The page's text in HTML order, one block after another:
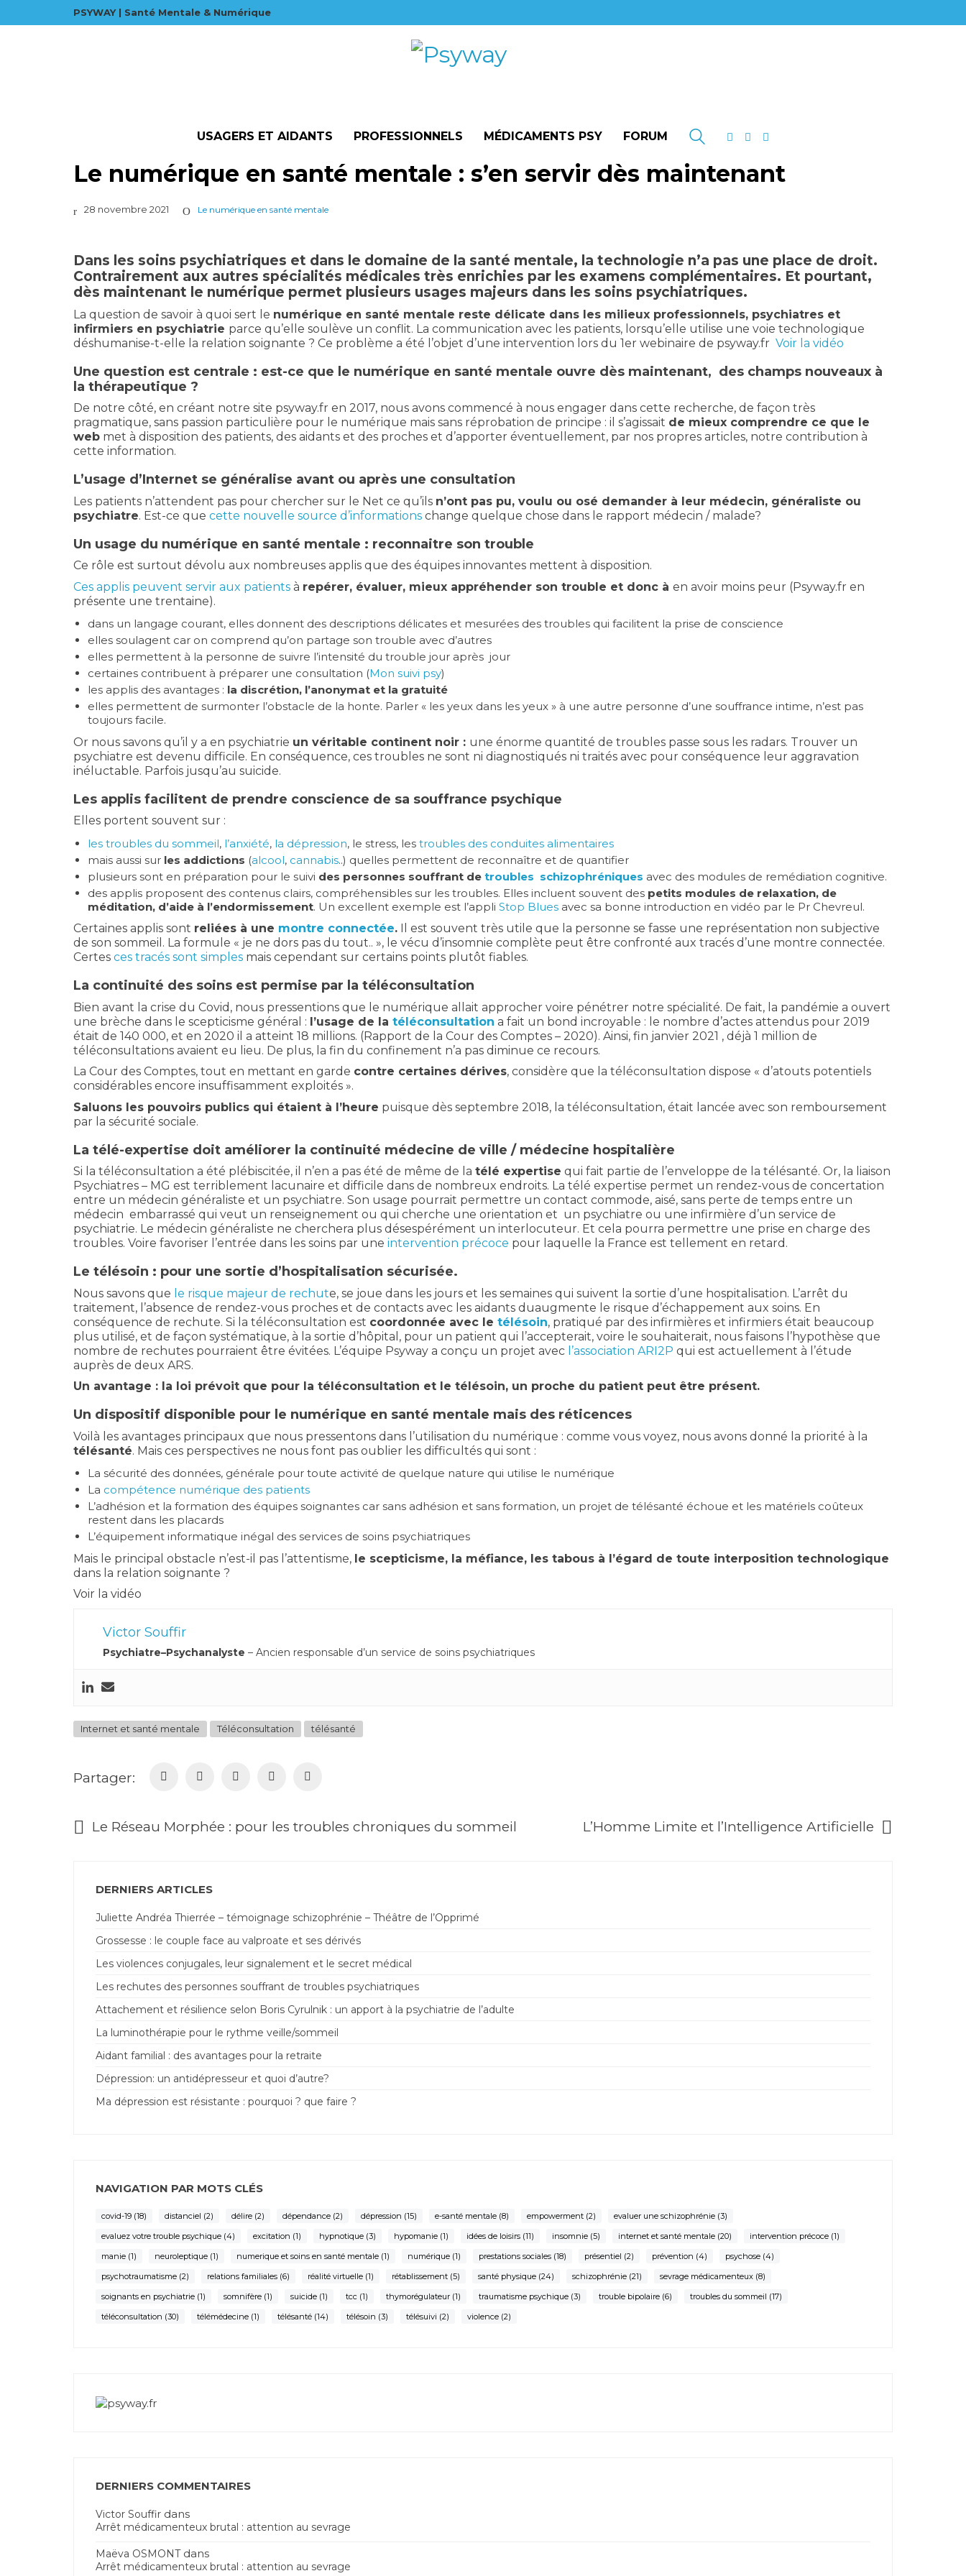
PSYWAY | Santé Mentale & Numérique
USAGERS ET AIDANTS PROFESSIONNELS MÉDICAMENTS PSY FORUM
Le numérique en santé mentale : s’en servir dès maintenant
28 novembre 2021 Le numérique en santé mentale
Dans les soins psychiatriques et dans le domaine de la santé mentale, la technologie n’a pas une place de droit.
Contrairement aux autres spécialités médicales très enrichies par les examens complémentaires. Et pourtant,
dès maintenant le numérique permet plusieurs usages majeurs dans les soins psychiatriques.
La question de savoir à quoi sert le numérique en santé mentale reste délicate dans les milieux professionnels, psychiatres et
infirmiers en psychiatrie parce qu’elle soulève un conflit. La communication avec les patients, lorsqu’elle utilise une voie technologique
déshumanise-t-elle la relation soignante ? Ce problème a été l’objet d’une intervention lors du 1er webinaire de psyway.fr Voir la vidéo
Une question est centrale : est-ce que le numérique en santé mentale ouvre dès maintenant, des champs nouveaux à
la thérapeutique ?
De notre côté, en créant notre site psyway.fr en 2017, nous avons commencé à nous engager dans cette recherche, de façon très
pragmatique, sans passion particulière pour le numérique mais sans réprobation de principe : il s’agissait de mieux comprendre ce que le
web met à disposition des patients, des aidants et des proches et d’apporter éventuellement, par nos propres articles, notre contribution à
cette information.
L’usage d’Internet se généralise avant ou après une consultation
Les patients n’attendent pas pour chercher sur le Net ce qu’ils n’ont pas pu, voulu ou osé demander à leur médecin, généraliste ou
psychiatre. Est-ce que cette nouvelle source d’informations change quelque chose dans le rapport médecin / malade?
Un usage du numérique en santé mentale : reconnaitre son trouble
Ce rôle est surtout dévolu aux nombreuses applis que des équipes innovantes mettent à disposition.
Ces applis peuvent servir aux patients à repérer, évaluer, mieux appréhender son trouble et donc à en avoir moins peur (Psyway.fr en
présente une trentaine).
dans un langage courant, elles donnent des descriptions délicates et mesurées des troubles qui facilitent la prise de conscience
elles soulagent car on comprend qu’on partage son trouble avec d’autres
elles permettent à la personne de suivre l’intensité du trouble jour après jour
certaines contribuent à préparer une consultation (Mon suivi psy)
les applis des avantages : la discrétion, l’anonymat et la gratuité
elles permettent de surmonter l’obstacle de la honte. Parler « les yeux dans les yeux » à une autre personne d’une souffrance intime, n’est pas
toujours facile.
Or nous savons qu’il y a en psychiatrie un véritable continent noir : une énorme quantité de troubles passe sous les radars. Trouver un
psychiatre est devenu difficile. En conséquence, ces troubles ne sont ni diagnostiqués ni traités avec pour conséquence leur aggravation
inéluctable. Parfois jusqu’au suicide.
Les applis facilitent de prendre conscience de sa souffrance psychique
Elles portent souvent sur :
les troubles du sommeil, l’anxiété, la dépression, le stress, les troubles des conduites alimentaires
mais aussi sur les addictions (alcool, cannabis..) quelles permettent de reconnaître et de quantifier
plusieurs sont en préparation pour le suivi des personnes souffrant de troubles schizophréniques avec des modules de remédiation cognitive.
des applis proposent des contenus clairs, compréhensibles sur les troubles. Elles incluent souvent des petits modules de relaxation, de
méditation, d’aide à l’endormissement. Un excellent exemple est l’appli Stop Blues avec sa bonne introduction en vidéo par le Pr Chevreul.
Certaines applis sont reliées à une montre connectée. Il est souvent très utile que la personne se fasse une représentation non subjective
de son sommeil. La formule « je ne dors pas du tout.. », le vécu d’insomnie complète peut être confronté aux tracés d’une montre connectée.
Certes ces tracés sont simples mais cependant sur certains points plutôt fiables.
La continuité des soins est permise par la téléconsultation
Bien avant la crise du Covid, nous pressentions que le numérique allait approcher voire pénétrer notre spécialité. De fait, la pandémie a ouvert
une brèche dans le scepticisme général : l’usage de la téléconsultation a fait un bond incroyable : le nombre d’actes attendus pour 2019
était de 140 000, et en 2020 il a atteint 18 millions. (Rapport de la Cour des Comptes – 2020). Ainsi, fin janvier 2021 , déjà 1 million de
téléconsultations avaient eu lieu. De plus, la fin du confinement n’a pas diminue ce recours.
La Cour des Comptes, tout en mettant en garde contre certaines dérives, considère que la téléconsultation dispose « d’atouts potentiels
considérables encore insuffisamment exploités ».
Saluons les pouvoirs publics qui étaient à l’heure puisque dès septembre 2018, la téléconsultation, était lancée avec son remboursement
par la sécurité sociale.
La télé-expertise doit améliorer la continuité médecine de ville / médecine hospitalière
Si la téléconsultation a été plébiscitée, il n’en a pas été de même de la télé expertise qui fait partie de l’enveloppe de la télésanté. Or, la liaison
Psychiatres – MG est terriblement lacunaire et difficile dans de nombreux endroits. La télé expertise permet un rendez-vous de concertation
entre un médecin généraliste et un psychiatre. Son usage pourrait permettre un contact commode, aisé, sans perte de temps entre un
médecin embarrassé qui veut un renseignement ou qui cherche une orientation et un psychiatre ou une infirmière d’un service de
psychiatrie. Le médecin généraliste ne cherchera plus désespérément un interlocuteur. Et cela pourra permettre une prise en charge des
troubles. Voire favoriser l’entrée dans les soins par une intervention précoce pour laquelle la France est tellement en retard.
Le télésoin : pour une sortie d’hospitalisation sécurisée.
Nous savons que le risque majeur de rechute, se joue dans les jours et les semaines qui suivent la sortie d’une hospitalisation. L’arrêt du
traitement, l’absence de rendez-vous proches et de contacts avec les aidants duaugmente le risque d’échappement aux soins. En
conséquence de rechute. Si la téléconsultation est coordonnée avec le télésoin, pratiqué par des infirmières et infirmiers était beaucoup
plus utilisé, et de façon systématique, à la sortie d’hôpital, pour un patient qui l’accepterait, voire le souhaiterait, nous faisons l’hypothèse que
nombre de rechutes pourraient être évitées. L’équipe Psyway a conçu un projet avec l’association ARI2P qui est actuellement à l’étude
auprès de deux ARS.
Un avantage : la loi prévoit que pour la téléconsultation et le télésoin, un proche du patient peut être présent.
Un dispositif disponible pour le numérique en santé mentale mais des réticences
Voilà les avantages principaux que nous pressentons dans l’utilisation du numérique : comme vous voyez, nous avons donné la priorité à la
télésanté. Mais ces perspectives ne nous font pas oublier les difficultés qui sont :
La sécurité des données, générale pour toute activité de quelque nature qui utilise le numérique
La compétence numérique des patients
L’adhésion et la formation des équipes soignantes car sans adhésion et sans formation, un projet de télésanté échoue et les matériels coûteux
restent dans les placards
L’équipement informatique inégal des services de soins psychiatriques
Mais le principal obstacle n’est-il pas l’attentisme, le scepticisme, la méfiance, les tabous à l’égard de toute interposition technologique
dans la relation soignante ?
Voir la vidéo
Victor Souffir
Psychiatre–Psychanalyste – Ancien responsable d’un service de soins psychiatriques
Internet et santé mentale Téléconsultation télésanté
Partager:
Le Réseau Morphée : pour les troubles chroniques du sommeil L’Homme Limite et l’Intelligence Artificielle
DERNIERS ARTICLES
Juliette Andréa Thierrée – témoignage schizophrénie – Théâtre de l’Opprimé
Grossesse : le couple face au valproate et ses dérivés
Les violences conjugales, leur signalement et le secret médical
Les rechutes des personnes souffrant de troubles psychiatriques
Attachement et résilience selon Boris Cyrulnik : un apport à la psychiatrie de l’adulte
La luminothérapie pour le rythme veille/sommeil
Aidant familial : des avantages pour la retraite
Dépression: un antidépresseur et quoi d’autre?
Ma dépression est résistante : pourquoi ? que faire ?
NAVIGATION PAR MOTS CLÉS
covid-19 (18) distanciel (2) délire (2) dépendance (2) dépression (15) e-santé mentale (8) empowerment (2) evaluer une schizophrénie (3)
evaluez votre trouble psychique (4) excitation (1) hypnotique (3) hypomanie (1) idées de loisirs (11) insomnie (5) internet et santé mentale (20) intervention précoce (1)
manie (1) neuroleptique (1) numerique et soins en santé mentale (1) numérique (1) prestations sociales (18) présentiel (2) prévention (4) psychose (4)
psychotraumatisme (2) relations familiales (6) réalité virtuelle (1) rétablissement (5) santé physique (24) schizophrénie (21) sevrage médicamenteux (8)
soignants en psychiatrie (1) somnifère (1) suicide (1) tcc (1) thymorégulateur (1) traumatisme psychique (3) trouble bipolaire (6) troubles du sommeil (17)
téléconsultation (30) télémédecine (1) télésanté (14) télésoin (3) télésuivi (2) violence (2)
DERNIERS COMMENTAIRES
Victor Souffir dans
Arrêt médicamenteux brutal : attention au sevrage
Maëva OSMONTdans
Arrêt médicamenteux brutal : attention au sevrage